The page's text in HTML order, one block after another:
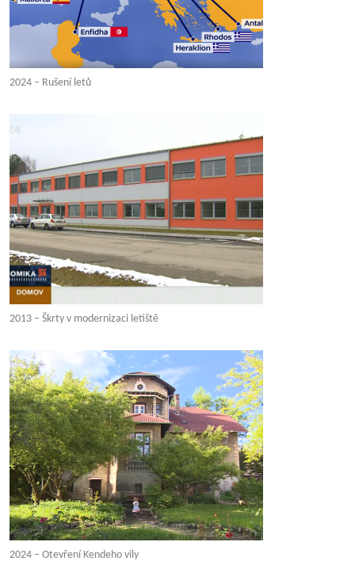
2024 – Rušení letů
2013 – Škrty v modernizaci letiště
2024 – Otevření Kendeho vily